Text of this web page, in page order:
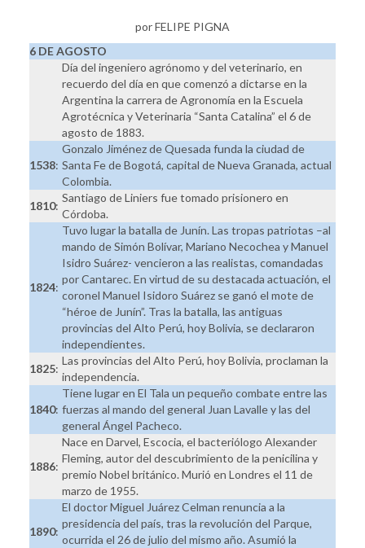
por FELIPE PIGNA
6 DE AGOSTO
Día del ingeniero agrónomo y del veterinario, en
recuerdo del día en que comenzó a dictarse en la
Argentina la carrera de Agronomía en la Escuela
Agrotécnica y Veterinaria “Santa Catalina” el 6 de
agosto de 1883.
1538:
Gonzalo Jiménez de Quesada funda la ciudad de
Santa Fe de Bogotá, capital de Nueva Granada, actual
Colombia.
1810:
Santiago de Liniers fue tomado prisionero en
Córdoba.
1824:
Tuvo lugar la batalla de Junín. Las tropas patriotas –al
mando de Simón Bolívar, Mariano Necochea y Manuel
Isidro Suárez- vencieron a las realistas, comandadas
por Cantarec. En virtud de su destacada actuación, el
coronel Manuel Isidoro Suárez se ganó el mote de
“héroe de Junín”. Tras la batalla, las antiguas
provincias del Alto Perú, hoy Bolivia, se declararon
independientes.
1825:
Las provincias del Alto Perú, hoy Bolivia, proclaman la
independencia.
1840:
Tiene lugar en El Tala un pequeño combate entre las
fuerzas al mando del general Juan Lavalle y las del
general Ángel Pacheco.
1886:
Nace en Darvel, Escocia, el bacteriólogo Alexander
Fleming, autor del descubrimiento de la penicilina y
premio Nobel británico. Murió en Londres el 11 de
marzo de 1955.
1890:
El doctor Miguel Juárez Celman renuncia a la
presidencia del país, tras la revolución del Parque,
ocurrida el 26 de julio del mismo año. Asumió la